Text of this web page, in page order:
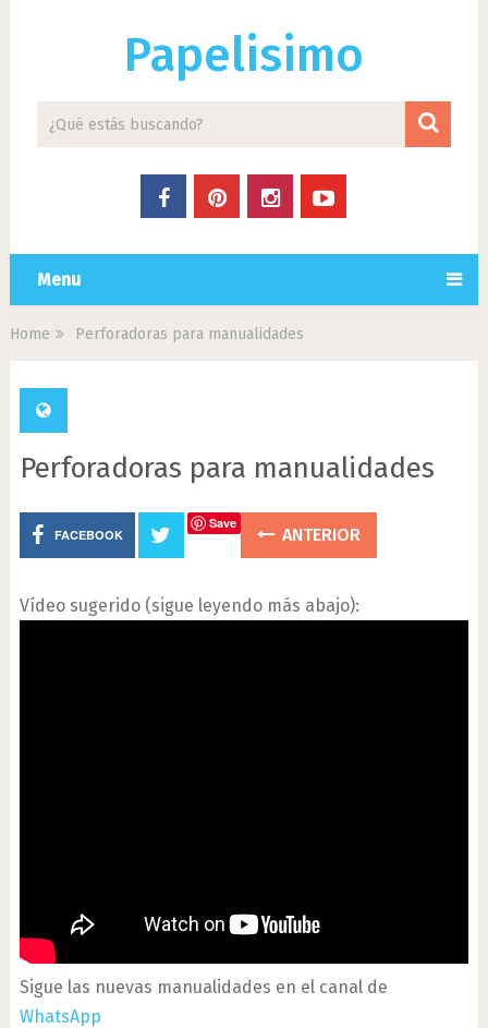
Papelisimo
Menu
Home Perforadoras para manualidades
Perforadoras para manualidades
FACEBOOK
Save
ANTERIOR
Vídeo sugerido (sigue leyendo más abajo):
Sigue las nuevas manualidades en el canal de
WhatsApp